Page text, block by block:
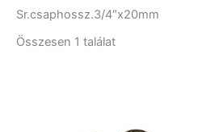
Sr.csaphossz.3/4″x20mm
Összesen 1 találat